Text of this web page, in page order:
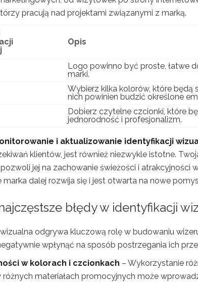
pracują nad projektami związanymi z marką.
Opis
Logo powinno być proste, łatwe
marki.
Wybierz kilka kolorów, które będą
nich powinien budzić określone
Dobierz czytelne czcionki, które
jednorodność i profesjonalizm.
i aktualizowanie identyfikacji
klientów, jest również niezwykle istotne.
jej na zachowanie świeżości i atrakcyjności
marka dalej rozwija się i jest otwarta na nowe
błędy w identyfikacji
odgrywa kluczową rolę w budowaniu
wpłynąć na sposób postrzegania ich
w kolorach i czcionkach – Wykorzystanie
różnych materiałach promocyjnych może